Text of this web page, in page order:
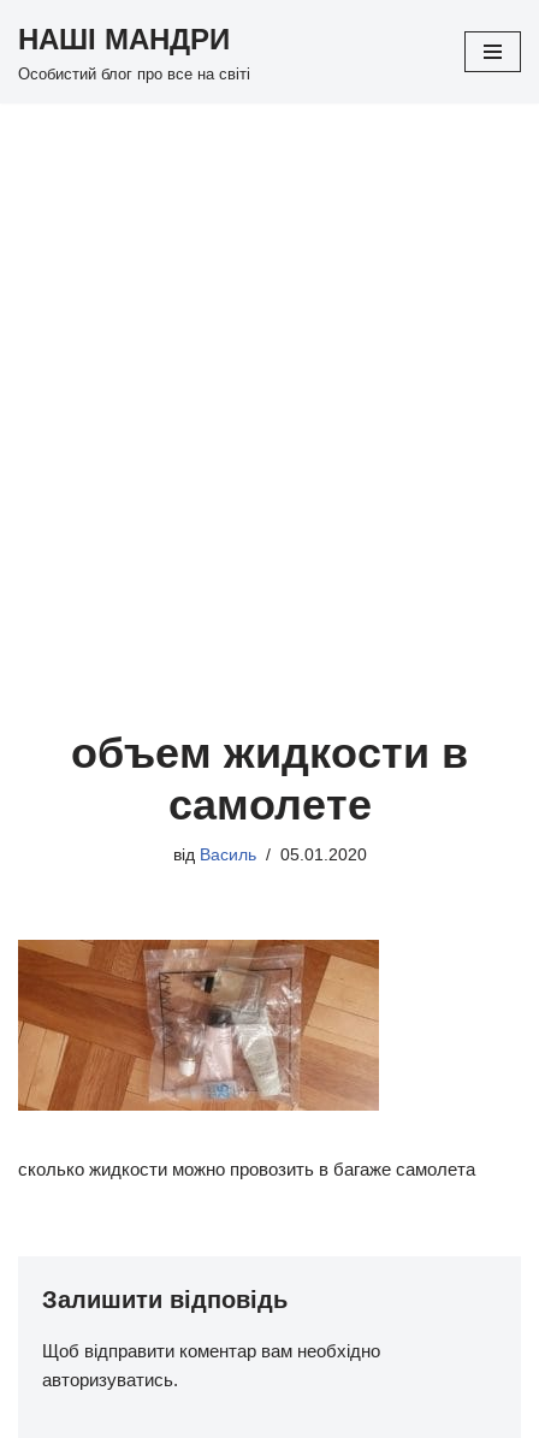
Перейти
НАШІ МАНДРИ
Особистий блог про все на світі
объем жидкости в
самолете
від Василь 05.01.2020
сколько жидкости можно провозить в багаже самолета
Залишити відповідь
Щоб відправити коментар вам необхідно
авторизуватись.